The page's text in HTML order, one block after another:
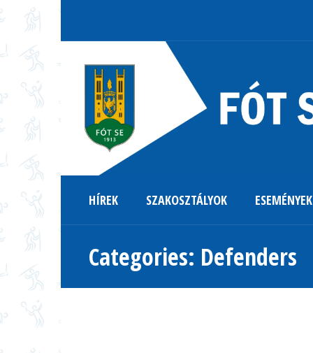
HÍREK SZAKOSZTÁLYOK ESEMÉNYEK
Categories: Defenders